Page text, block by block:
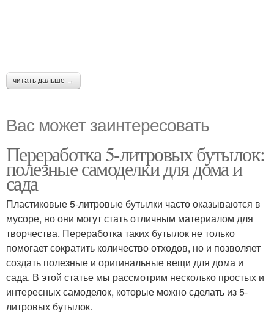
читать дальше →
Вас может заинтересовать
Переработка 5-литровых бутылок:
полезные самоделки для дома и
сада
Пластиковые 5-литровые бутылки часто оказываются в
мусоре, но они могут стать отличным материалом для
творчества. Переработка таких бутылок не только
помогает сократить количество отходов, но и позволяет
создать полезные и оригинальные вещи для дома и
сада. В этой статье мы рассмотрим несколько простых и
интересных самоделок, которые можно сделать из 5-
литровых бутылок.